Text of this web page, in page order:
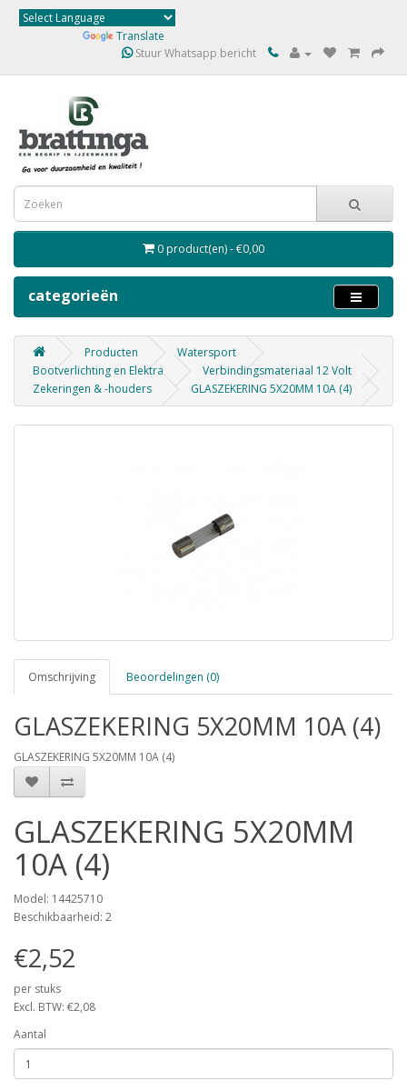
Translate
Stuur Whatsapp bericht
0 product(en) - €0,00
categorieën
Producten
Watersport
Bootverlichting en Elektra
Verbindingsmateriaal 12 Volt
Zekeringen & -houders
GLASZEKERING 5X20MM 10A (4)
Omschrijving Beoordelingen (0)
GLASZEKERING 5X20MM 10A (4)
GLASZEKERING 5X20MM 10A (4)
GLASZEKERING 5X20MM
10A (4)
Model: 14425710
Beschikbaarheid: 2
€2,52
per stuks
Excl. BTW: €2,08
Aantal